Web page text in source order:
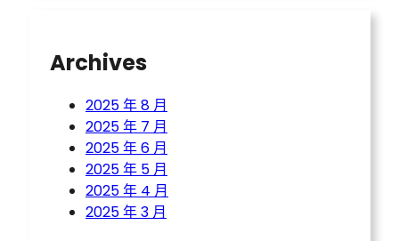
Archives
2025 年 8 月
2025 年 7 月
2025 年 6 月
2025 年 5 月
2025 年 4 月
2025 年 3 月